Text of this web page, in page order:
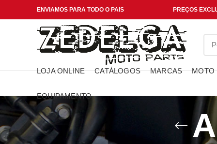
ENVIAMOS PARA TODO O PAIS PREÇOS
LOJA ONLINE CATÁLOGOS MARCAS MOTO
EQUIPAMENTO